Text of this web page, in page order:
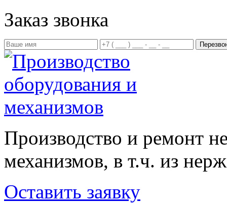
Заказ звонка
Производство и ремонт
механизмов, в т.ч. из
Оставить заявку